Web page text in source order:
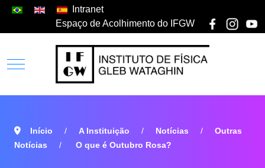
Intranet
Espaço de Acolhimento do IFGW
Início A Instituição Notícias
Outras
Notícias
O que é Outubro Rosa?